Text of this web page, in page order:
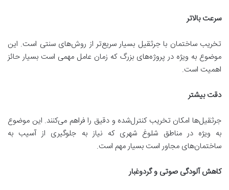
سرعت بالاتر
تخریب ساختمان با جرثقیل بسیار سریع‌تر از روش‌های سنتی است. این
موضوع به ویژه در پروژه‌های بزرگ که زمان عامل مهمی است بسیار حائز
اهمیت است.
دقت بیشتر
جرثقیل‌ها امکان تخریب کنترل‌شده و دقیق را فراهم می‌کنند. این موضوع
به ویژه در مناطق شلوغ شهری که نیاز به جلوگیری از آسیب به
ساختمان‌های مجاور است بسیار مهم است.
کاهش آلودگی صوتی و گردوغبار